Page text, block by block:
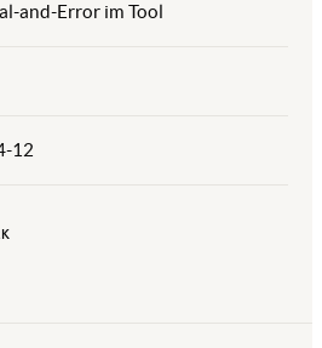
and-Error im Tool
12